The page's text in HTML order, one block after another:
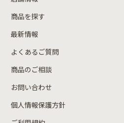
商品を探す
最新情報
よくあるご質問
商品のご相談
お問い合わせ
個人情報保護方針